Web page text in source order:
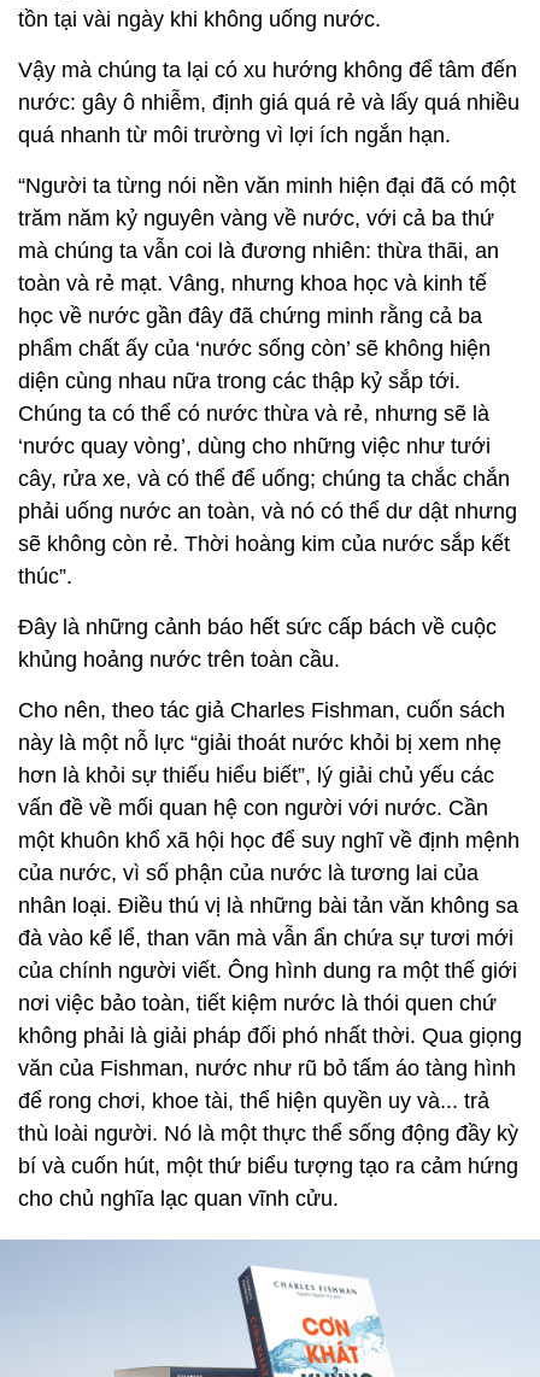
tồn tại vài ngày khi không uống nước.
Vậy mà chúng ta lại có xu hướng không để tâm đến
nước: gây ô nhiễm, định giá quá rẻ và lấy quá nhiều
quá nhanh từ môi trường vì lợi ích ngắn hạn.
“Người ta từng nói nền văn minh hiện đại đã có một
trăm năm kỷ nguyên vàng về nước, với cả ba thứ
mà chúng ta vẫn coi là đương nhiên: thừa thãi, an
toàn và rẻ mạt. Vâng, nhưng khoa học và kinh tế
học về nước gần đây đã chứng minh rằng cả ba
phẩm chất ấy của ‘nước sống còn’ sẽ không hiện
diện cùng nhau nữa trong các thập kỷ sắp tới.
Chúng ta có thể có nước thừa và rẻ, nhưng sẽ là
‘nước quay vòng’, dùng cho những việc như tưới
cây, rửa xe, và có thể để uống; chúng ta chắc chắn
phải uống nước an toàn, và nó có thể dư dật nhưng
sẽ không còn rẻ. Thời hoàng kim của nước sắp kết
thúc”.
Đây là những cảnh báo hết sức cấp bách về cuộc
khủng hoảng nước trên toàn cầu.
Cho nên, theo tác giả Charles Fishman, cuốn sách
này là một nỗ lực “giải thoát nước khỏi bị xem nhẹ
hơn là khỏi sự thiếu hiểu biết”, lý giải chủ yếu các
vấn đề về mối quan hệ con người với nước. Cần
một khuôn khổ xã hội học để suy nghĩ về định mệnh
của nước, vì số phận của nước là tương lai của
nhân loại. Điều thú vị là những bài tản văn không sa
đà vào kể lể, than vãn mà vẫn ẩn chứa sự tươi mới
của chính người viết. Ông hình dung ra một thế giới
nơi việc bảo toàn, tiết kiệm nước là thói quen chứ
không phải là giải pháp đối phó nhất thời. Qua giọng
văn của Fishman, nước như rũ bỏ tấm áo tàng hình
để rong chơi, khoe tài, thể hiện quyền uy và... trả
thù loài người. Nó là một thực thể sống động đầy kỳ
bí và cuốn hút, một thứ biểu tượng tạo ra cảm hứng
cho chủ nghĩa lạc quan vĩnh cửu.